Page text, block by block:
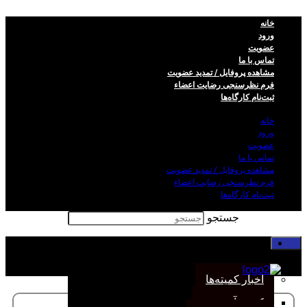
خانه
ورود
عضویت
تماس با ما
مشاهده پروفایل / تمدید عضویت
فرم نظر‌سنجی رضایت اعضاء
ثبت‌نام کارگاه‌ها
خانه
ورود
عضویت
تماس با ما
مشاهده پروفایل / تمدید عضویت
فرم نظر‌سنجی رضایت اعضاء
ثبت‌نام کارگاه‌ها
جستجو
اخبار کمیته‌ها
کمیته آموزش